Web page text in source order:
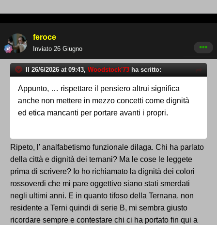
feroce
Inviato 26 Giugno
Il 26/6/2026 at 09:43, Woodstock'73 ha scritto:
Appunto, … rispettare il pensiero altrui significa
anche non mettere in mezzo concetti come dignità
ed etica mancanti per portare avanti i propri.
Ripeto, l' analfabetismo funzionale dilaga. Chi ha parlato
della città e dignità dei ternani? Ma le cose le leggete
prima di scrivere? Io ho richiamato la dignità dei colori
rossoverdi che mi pare oggettivo siano stati smerdati
negli ultimi anni. E in quanto tifoso della Ternana, non
residente a Terni quindi di serie B, mi sembra giusto
ricordare sempre e contestare chi ci ha portato fin qui a